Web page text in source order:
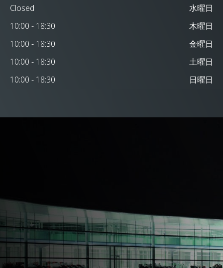
Closed
水曜日
10:00 - 18:30
木曜日
10:00 - 18:30
金曜日
10:00 - 18:30
土曜日
10:00 - 18:30
日曜日